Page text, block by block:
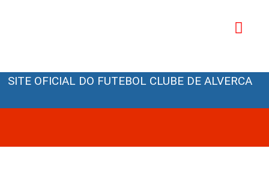
conteúdo
SITE OFICIAL DO FUTEBOL CLUBE DE ALVERCA